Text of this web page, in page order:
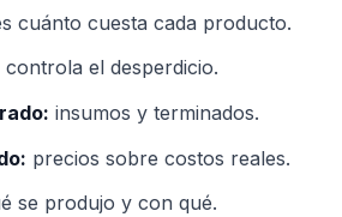
cuánto cuesta cada producto.
controla el desperdicio.
insumos y terminados.
precios sobre costos reales.
se produjo y con qué.